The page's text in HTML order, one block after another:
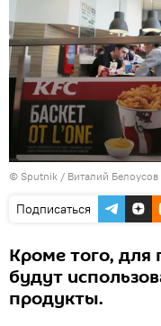
© Sputnik / Виталий Белоусов
Подписаться
Кроме того, для
будут
продукты.